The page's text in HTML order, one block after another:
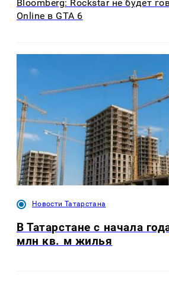
Bloomberg: Rockstar не будет
Online в GTA 6
Новости Татарстана
В Татарстане с начала
млн кв. м жилья